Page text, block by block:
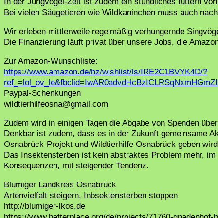
Bei vielen Säugetieren wie Wildkaninchen muss auch
Wir erleben mittlerweile regelmäßig verhungernde
Die Finanzierung läuft privat über unsere Jobs, die
Zur Amazon-Wunschliste:
https://www.amazon.de/hz/wishlist/ls/IRE2C1BVYK4D/?
Paypal-Schenkungen
wildtierhilfeosna@gmail.com
Zudem wird in einigen Tagen die Abgabe von Spenden
Denkbar ist zudem, dass es in der Zukunft gemeinsame
Osnabrück-Projekt und Wildtierhilfe Osnabrück geben
Das Insektensterben ist kein abstraktes Problem mehr,
Konsequenzen, mit steigender Tendenz.
Blumiger Landkreis Osnabrück
Artenvielfalt steigern, Inbsektensterben stoppen
http://blumiger-lkos.de